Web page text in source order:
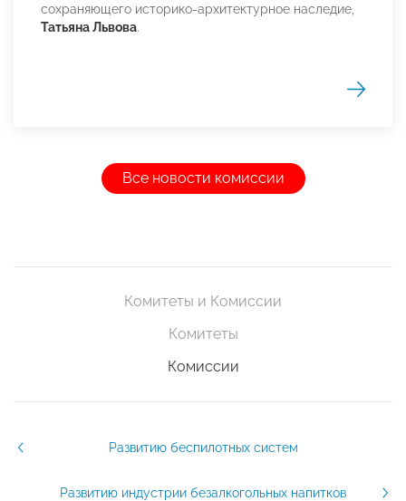
сохраняющего историко-архитектурное наследие,
Татьяна Львова.
Все новости комиссии
Комитеты и Комиссии
Комитеты
Комиссии
Развитию беспилотных систем
Развитию индустрии безалкогольных напитков